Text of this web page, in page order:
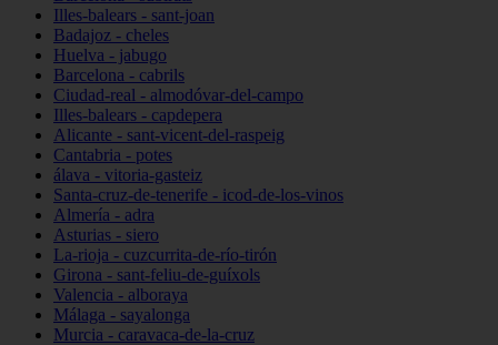
Illes-balears - sant-joan
Badajoz - cheles
Huelva - jabugo
Barcelona - cabrils
Ciudad-real - almodóvar-del-campo
Illes-balears - capdepera
Alicante - sant-vicent-del-raspeig
Cantabria - potes
álava - vitoria-gasteiz
Santa-cruz-de-tenerife - icod-de-los-vinos
Almería - adra
Asturias - siero
La-rioja - cuzcurrita-de-río-tirón
Girona - sant-feliu-de-guíxols
Valencia - alboraya
Málaga - sayalonga
Murcia - caravaca-de-la-cruz